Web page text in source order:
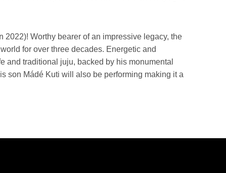
Worthy bearer of an impressive legacy, the
for over three decades. Energetic and
and traditional juju, backed by his monumental
son Mádé Kuti will also be performing making it a